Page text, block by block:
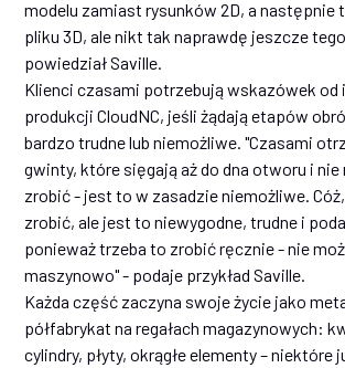
modelu zamiast rysunków 2D, a następnie
pliku 3D, ale nikt tak naprawdę jeszcze
powiedział Saville.
Klienci czasami potrzebują wskazówek od
produkcji CloudNC, jeśli żądają etapów
bardzo trudne lub niemożliwe. "Czasami
gwinty, które sięgają aż do dna otworu i nie
zrobić - jest to w zasadzie niemożliwe.
zrobić, ale jest to niewygodne, trudne i
ponieważ trzeba to zrobić ręcznie - nie
maszynowo" - podaje przykład Saville.
Każda część zaczyna swoje życie jako
półfabrykat na regałach magazynowych:
cylindry, płyty, okrągłe elementy – niektóre